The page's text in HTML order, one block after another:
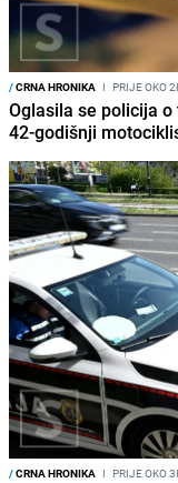
/CRNA HRONIKA I PRIJE OKO
Oglasila se policija
42-godišnji
/CRNA HRONIKA I PRIJE OKO